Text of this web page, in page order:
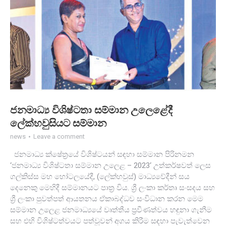
ජනමාධ්‍ය විශිෂ්ටතා සම්මාන උලෙළේදී
ලේක්හවුසියට සම්මාන
news Leave a comment
ජනමාධ්‍ය ක්ෂේත්‍රයේ විශිෂ්ටයන් සඳහා සම්මාන පිරිනමන
‘ජනමාධ්‍ය විශිෂ්ටතා සම්මාන උලෙළ – 2023‘ උත්කර්ෂවත් ලෙස
ගල්කිස්ස මහ හෝටලයේදී, (ලේක්හවුස්) මාධ්‍යවේදීන් සය
දෙනෙකු මෙහිදී සම්මානයට පාත්‍ර විය. ශ්‍රී ලංකා කර්තෘ සංසදය සහ
ශ්‍රී ලංකා පුවත්පත් ආයතනය ඒකාබද්ධව සංවිධාන කරන මෙම
සම්මාන උලෙළ ජනමාධ්‍යයේ වෘත්තීය ප්‍රවීණත්වය හඳුනා ගැනීම
සහ එහි විශිෂ්ටත්වයට පත්වූවන් අගය කිරීම සඳහා පැවැත්වෙන